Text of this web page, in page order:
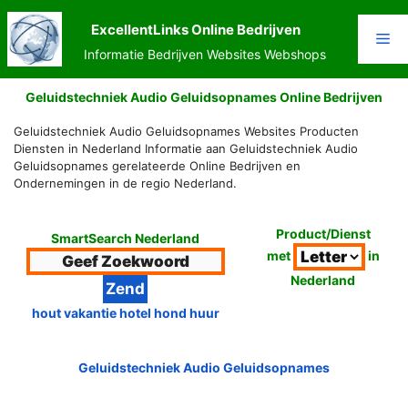
Ga
naar
de
inhoud
ExcellentLinks Online Bedrijven
Informatie Bedrijven Websites Webshops
Geluidstechniek Audio Geluidsopnames Online Bedrijven
Geluidstechniek Audio Geluidsopnames Websites Producten
Diensten in Nederland Informatie aan Geluidstechniek Audio
Geluidsopnames gerelateerde Online Bedrijven en
Ondernemingen in de regio Nederland.
SmartSearch Nederland
hout vakantie hotel hond huur
Product/Dienst
met
in
Nederland
Geluidstechniek Audio Geluidsopnames